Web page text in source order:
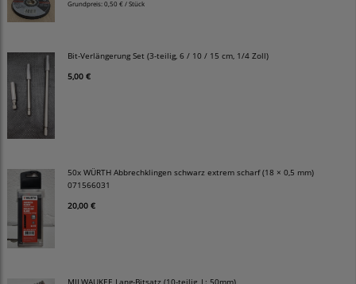
Grundpreis:0,50 € / Stück
Bit-Verlängerung Set (3-teilig, 6 / 10 / 15 cm, 1/4 Zoll)
5,00 €
50x WÜRTH Abbrechklingen schwarz extrem scharf (18 × 0,5 mm)
071566031
20,00 €
MILWAUKEE Lang-Bitsatz (10-teilig, L: 50mm)